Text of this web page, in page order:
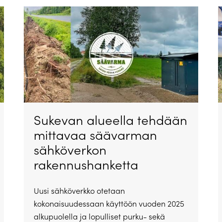
Sukevan alueella tehdään
mittavaa säävarman
sähköverkon
rakennushanketta
Uusi sähköverkko otetaan
kokonaisuudessaan käyttöön vuoden 2025
alkupuolella ja lopulliset purku- sekä